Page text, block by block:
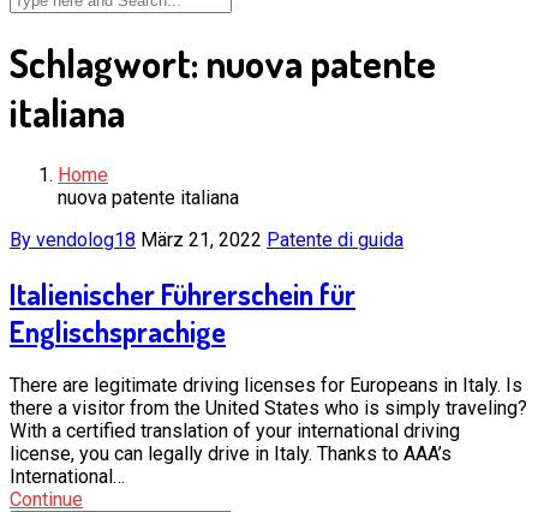
Schlagwort: nuova patente
italiana
Home
nuova patente italiana
By vendolog18 März 21, 2022 Patente di guida
Italienischer Führerschein für
Englischsprachige
There are legitimate driving licenses for Europeans in Italy. Is
there a visitor from the United States who is simply traveling?
With a certified translation of your international driving
license, you can legally drive in Italy. Thanks to AAA’s
International…
Continue